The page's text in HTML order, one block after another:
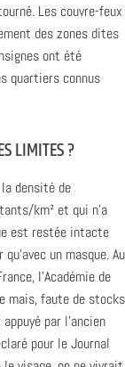
Les couvre-feux
des zones dites
ont été
quartiers connus
LIMITES ?
densité de
km² et qui n’a
est restée intacte
un masque. Au
l’Académie de
mais, faute de stocks
par l’ancien
pour le Journal